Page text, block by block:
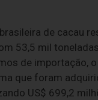
de cacau
53,5 mil
de importação,
que foram
US$ 699,2